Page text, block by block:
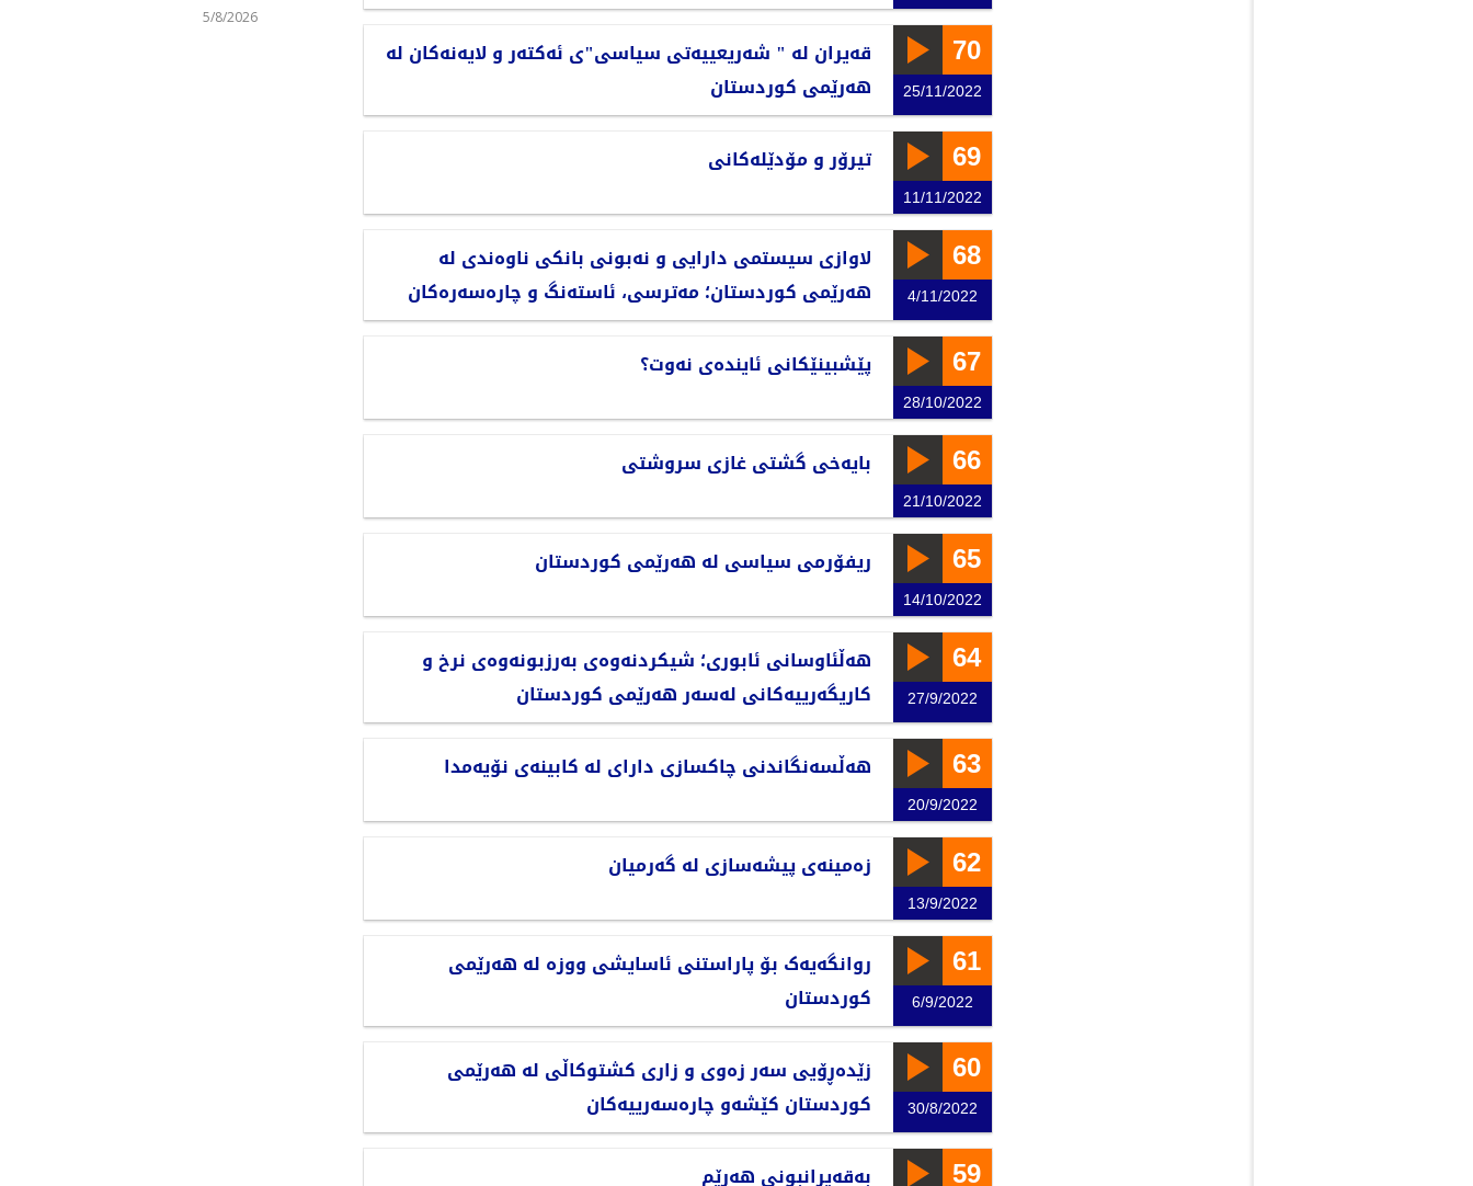
70
25/11/2022
قەیران لە " شەریعییەتی سیاسی"ی ئەکتەر و لایەنەکان لە
هەرێمی کوردستان
69
11/11/2022
تیرۆر و مۆدێلەکانی
68
4/11/2022
لاوازی سیستمی دارایی و نەبونی بانکی ناوەندی لە
هەرێمی کوردستان؛ مەترسی، ئاستەنگ و چارەسەرەکان
67
28/10/2022
پێشبینێکانی ئایندەی نەوت؟
66
21/10/2022
بایەخی گشتی غازی سروشتی
65
14/10/2022
ریفۆرمی سیاسی لە هەرێمی کوردستان
64
27/9/2022
هەڵئاوسانی ئابوری؛ شیکردنەوەی بەرزبونەوەی نرخ و
کاریگەرییەکانی لەسەر هەرێمی کوردستان
63
20/9/2022
هەڵسەنگاندنی چاکسازی دارای لە کابینەی نۆیەمدا
62
13/9/2022
زەمینەی پیشەسازی لە گەرمیان
61
6/9/2022
روانگەیەک بۆ پاراستنی ئاسایشی ووزە لە هەرێمی
کوردستان
60
30/8/2022
زێدەڕۆیی سەر زەوی و زاری کشتوکاڵی لە هەرێمی
کوردستان کێشەو چارەسەرییەکان
59 بەقەیرانبونی هەرێم
5/8/2026